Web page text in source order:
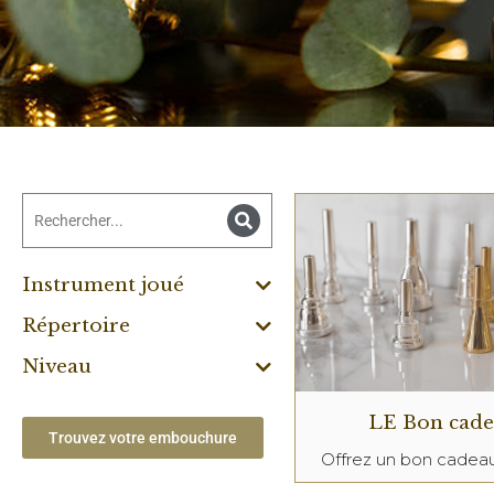
Instrument joué
Répertoire
Niveau
Trouvez votre embouchure
LE Bon
Offrez un bon